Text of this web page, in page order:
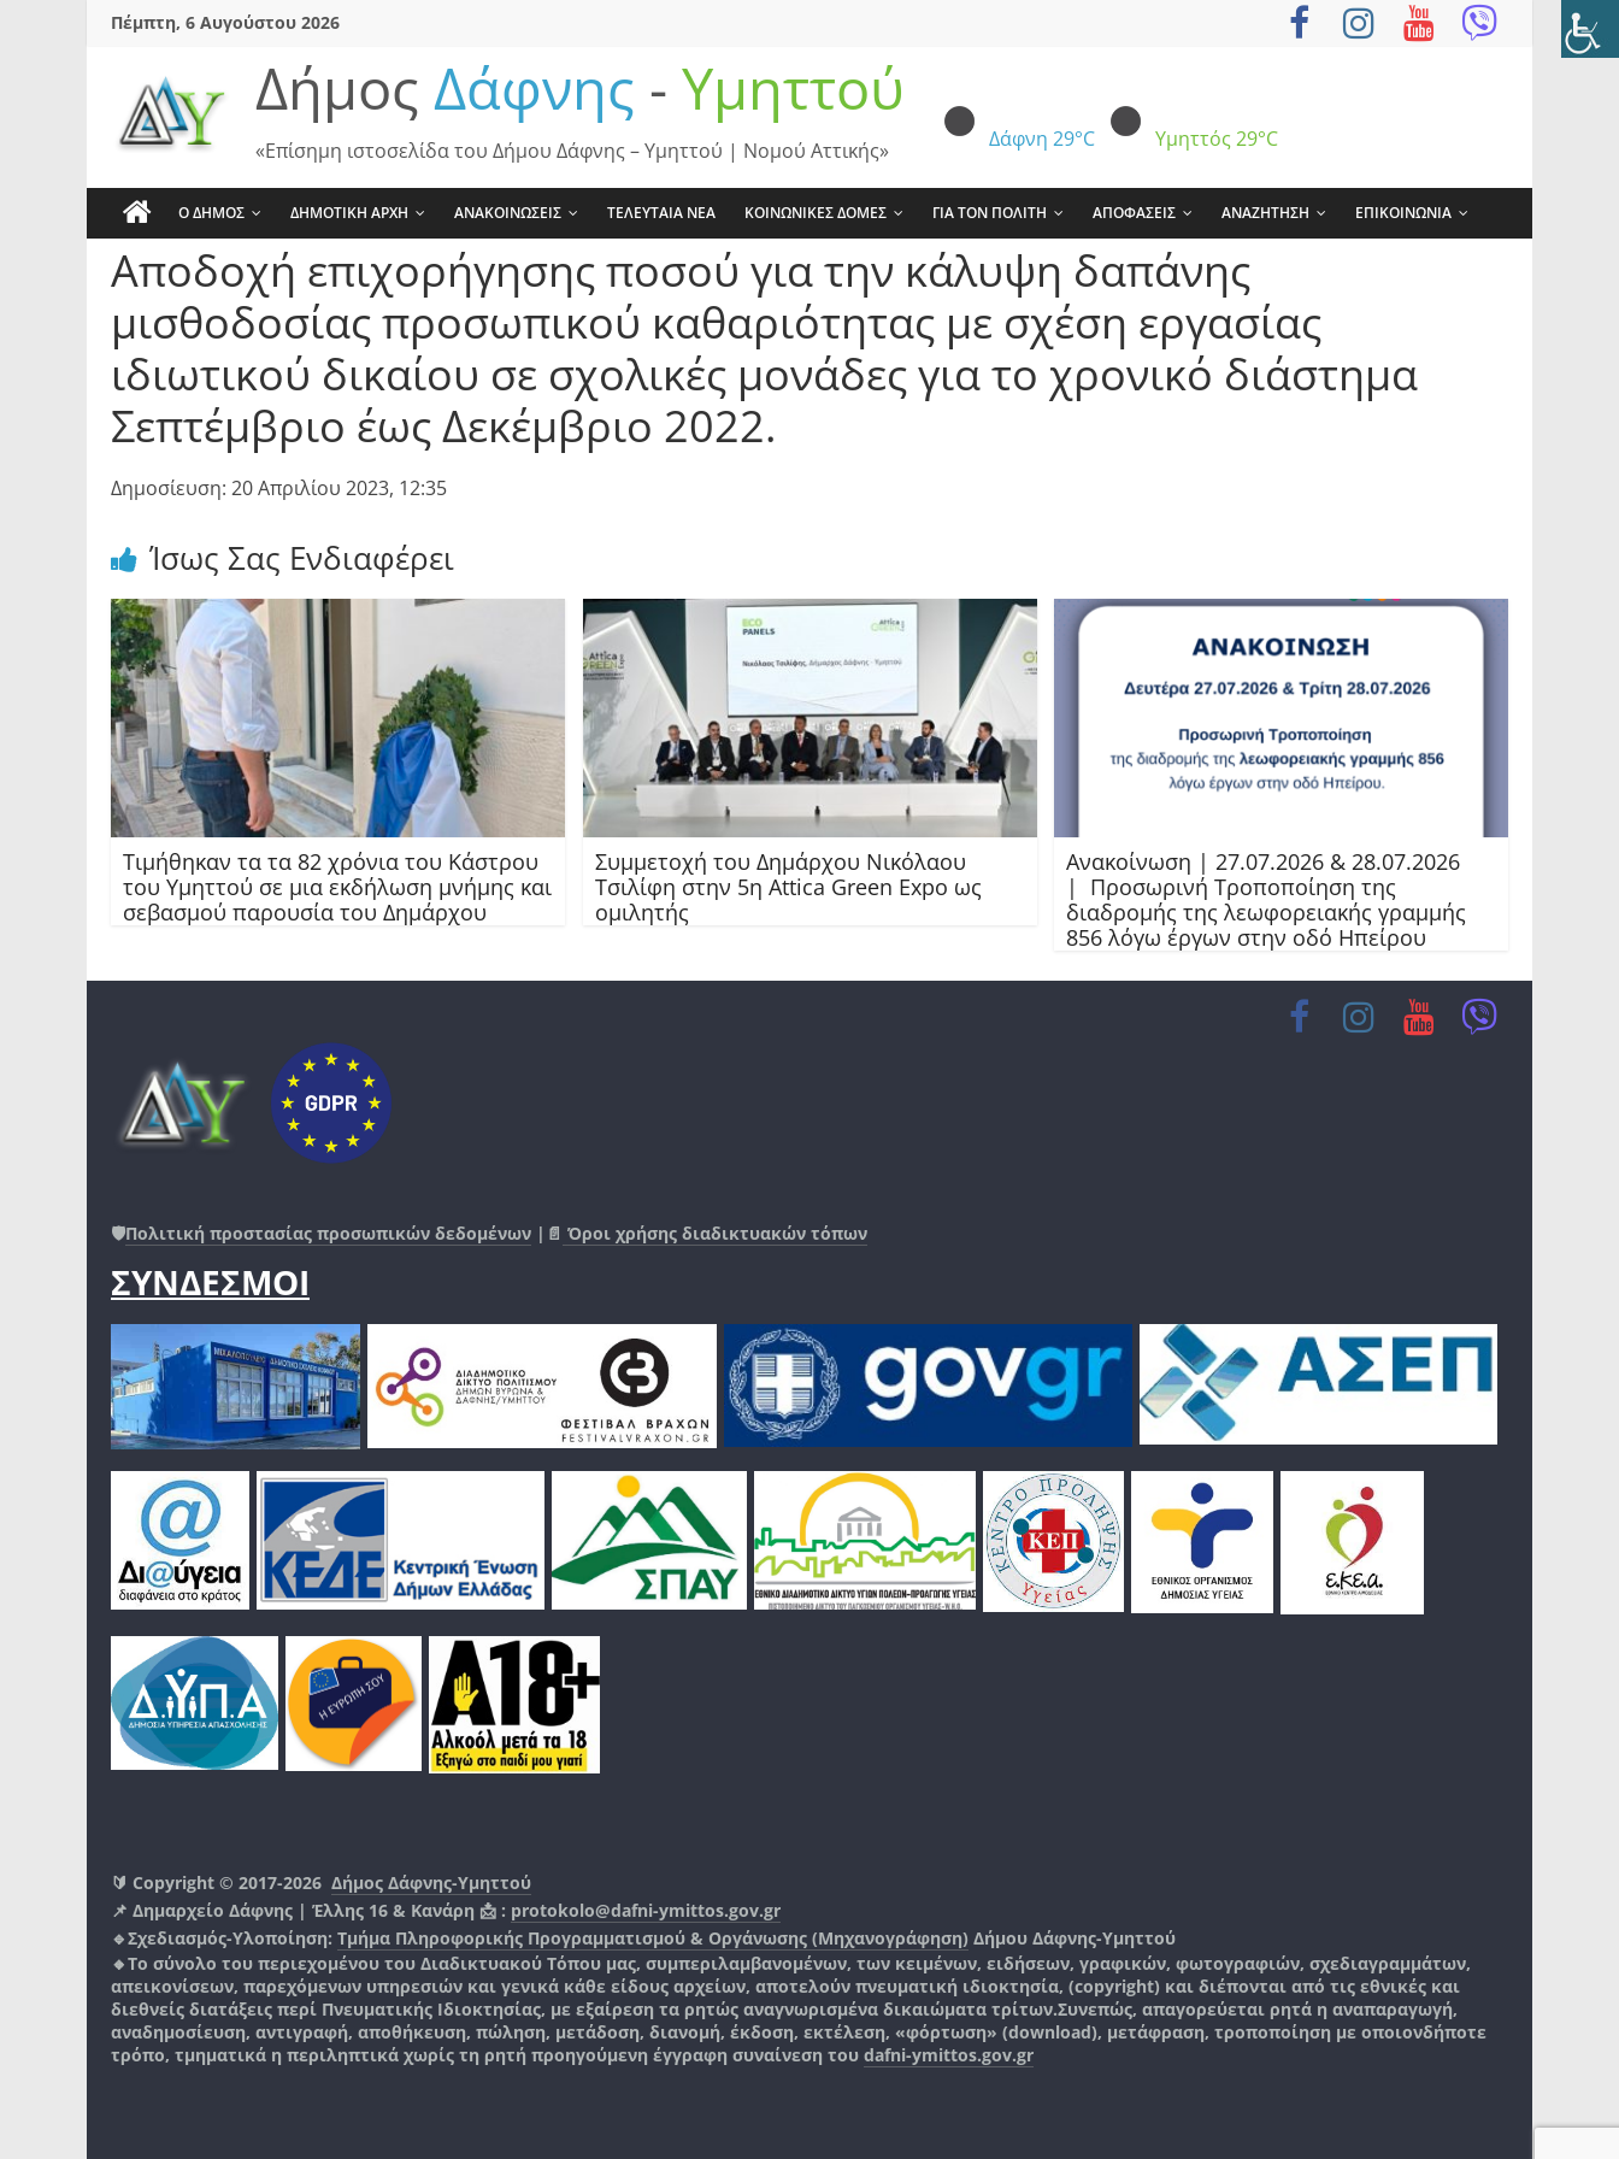
SkipΠέμπτη, 6 Αυγούστου 2026
Δήμος Δάφνης - Υμηττού
Δάφνη 29°C Υμηττός 29°C
«Επίσημη ιστοσελίδα του Δήμου Δάφνης – Υμηττού | Νομού Αττικής»
Ο ΔΗΜΟΣ ΔΗΜΟΤΙΚΗ ΑΡΧΗ ΑΝΑΚΟΙΝΩΣΕΙΣ ΤΕΛΕΥΤΑΙΑ ΝΕΑ ΚΟΙΝΩΝΙΚΕΣ ΔΟΜΕΣ ΓΙΑ ΤΟΝ ΠΟΛΙΤΗ ΑΠΟΦΑΣΕΙΣ ΑΝΑΖΗΤΗΣΗ ΕΠΙΚΟΙΝΩΝΙΑ
Αποδοχή επιχορήγησης ποσού για την κάλυψη δαπάνης
μισθοδοσίας προσωπικού καθαριότητας με σχέση εργασίας
ιδιωτικού δικαίου σε σχολικές μονάδες για το χρονικό διάστημα
Σεπτέμβριο έως Δεκέμβριο 2022.
Δημοσίευση: 20 Απριλίου 2023, 12:35
Ίσως Σας Ενδιαφέρει
Τιμήθηκαν τα τα 82 χρόνια του Κάστρου
του Υμηττού σε μια εκδήλωση μνήμης και
σεβασμού παρουσία του Δημάρχου
Συμμετοχή του Δημάρχου Νικόλαου
Τσιλίφη στην 5η Attica Green Expo ως
ομιλητής
Ανακοίνωση | 27.07.2026 & 28.07.2026
| Προσωρινή Τροποποίηση της
διαδρομής της λεωφορειακής γραμμής
856 λόγω έργων στην οδό Ηπείρου
🛡️Πολιτική προστασίας προσωπικών δεδομένων |📄 Όροι χρήσης διαδικτυακών τόπων
ΣΥΝΔΕΣΜΟΙ
🔰 Copyright © 2017-2026 Δήμος Δάφνης-Υμηττού
📌 Δημαρχείο Δάφνης | Έλλης 16 & Κανάρη 📩 : protokolo@dafni-ymittos.gov.gr
🔹Σχεδιασμός-Υλοποίηση: Τμήμα Πληροφορικής Προγραμματισμού & Οργάνωσης (Μηχανογράφηση) Δήμου Δάφνης-Υμηττού
🔸Το σύνολο του περιεχομένου του Διαδικτυακού Τόπου μας, συμπεριλαμβανομένων, των κειμένων, ειδήσεων, γραφικών, φωτογραφιών, σχεδιαγραμμάτων,
απεικονίσεων, παρεχόμενων υπηρεσιών και γενικά κάθε είδους αρχείων, αποτελούν πνευματική ιδιοκτησία, (copyright) και διέπονται από τις εθνικές και
διεθνείς διατάξεις περί Πνευματικής Ιδιοκτησίας, με εξαίρεση τα ρητώς αναγνωρισμένα δικαιώματα τρίτων.Συνεπώς, απαγορεύεται ρητά η αναπαραγωγή,
αναδημοσίευση, αντιγραφή, αποθήκευση, πώληση, μετάδοση, διανομή, έκδοση, εκτέλεση, «φόρτωση» (download), μετάφραση, τροποποίηση με οποιονδήποτε
τρόπο, τμηματικά η περιληπτικά χωρίς τη ρητή προηγούμενη έγγραφη συναίνεση του dafni-ymittos.gov.gr